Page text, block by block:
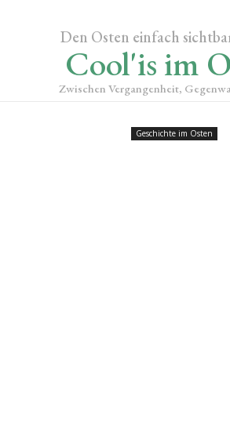
Den Osten einfach
Cool'is im
Zwischen Vergangenheit,
Geschichte im Osten